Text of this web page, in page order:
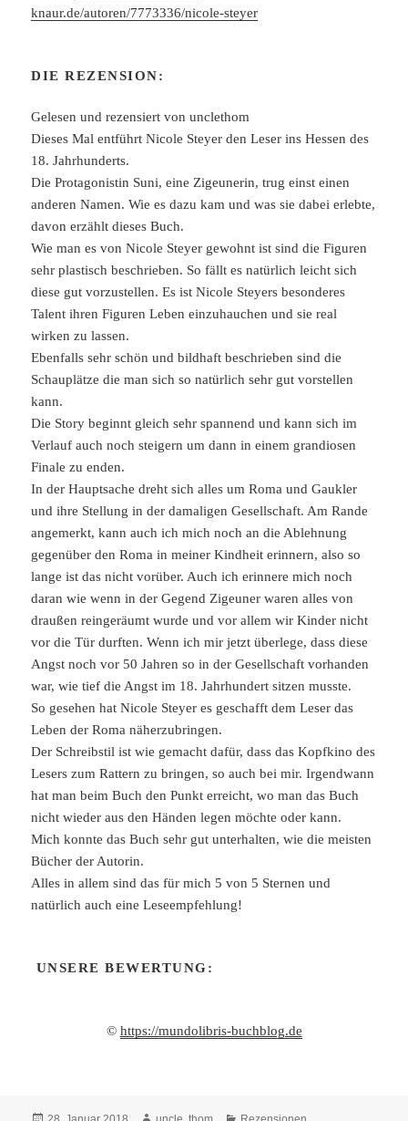
knaur.de/autoren/7773336/nicole-steyer
DIE REZENSION:
Gelesen und rezensiert von unclethom
Dieses Mal entführt Nicole Steyer den Leser ins Hessen des
18. Jahrhunderts.
Die Protagonistin Suni, eine Zigeunerin, trug einst einen
anderen Namen. Wie es dazu kam und was sie dabei erlebte,
davon erzählt dieses Buch.
Wie man es von Nicole Steyer gewohnt ist sind die Figuren
sehr plastisch beschrieben. So fällt es natürlich leicht sich
diese gut vorzustellen. Es ist Nicole Steyers besonderes
Talent ihren Figuren Leben einzuhauchen und sie real
wirken zu lassen.
Ebenfalls sehr schön und bildhaft beschrieben sind die
Schauplätze die man sich so natürlich sehr gut vorstellen
kann.
Die Story beginnt gleich sehr spannend und kann sich im
Verlauf auch noch steigern um dann in einem grandiosen
Finale zu enden.
In der Hauptsache dreht sich alles um Roma und Gaukler
und ihre Stellung in der damaligen Gesellschaft. Am Rande
angemerkt, kann auch ich mich noch an die Ablehnung
gegenüber den Roma in meiner Kindheit erinnern, also so
lange ist das nicht vorüber. Auch ich erinnere mich noch
daran wie wenn in der Gegend Zigeuner waren alles von
draußen reingeräumt wurde und vor allem wir Kinder nicht
vor die Tür durften. Wenn ich mir jetzt überlege, dass diese
Angst noch vor 50 Jahren so in der Gesellschaft vorhanden
war, wie tief die Angst im 18. Jahrhundert sitzen musste.
So gesehen hat Nicole Steyer es geschafft dem Leser das
Leben der Roma näherzubringen.
Der Schreibstil ist wie gemacht dafür, dass das Kopfkino des
Lesers zum Rattern zu bringen, so auch bei mir. Irgendwann
hat man beim Buch den Punkt erreicht, wo man das Buch
nicht wieder aus den Händen legen möchte oder kann.
Mich konnte das Buch sehr gut unterhalten, wie die meisten
Bücher der Autorin.
Alles in allem sind das für mich 5 von 5 Sternen und
natürlich auch eine Leseempfehlung!
UNSERE BEWERTUNG:
© https://mundolibris-buchblog.de
Veröffentlicht Autor Kategorien